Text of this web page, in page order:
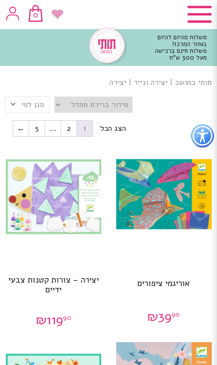
כפתור
לפתיחת
תפריט
נגישות
0
משלוח מהיום להיום
באזור המרכז!
משלוח חינם ברכישה
מעל 300 ש"ח
מרכזי
תותי במושב | יצירה ונייר | יצירה
סנן לפי
1
2
…
5
← הצג הכל
אוריגמי ציפורים
₪3990
יצירה – צורות קטנות צבעי
ידיים
₪11990